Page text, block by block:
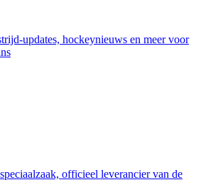
updates, hockeynieuws en meer voor
officieel leverancier van de